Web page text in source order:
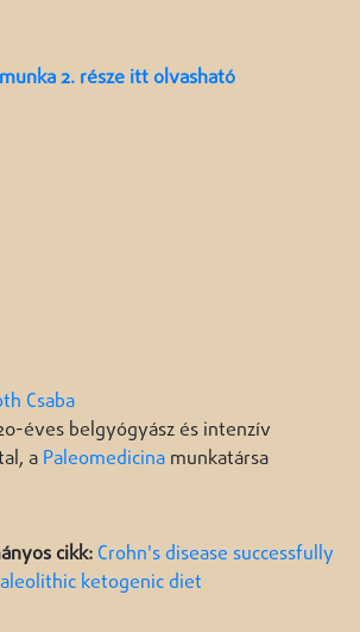
2. része itt olvasható
Csaba
éves belgyógyász és intenzív
a Paleomedicina munkatársa
cikk: Crohn's disease successfully
ketogenic diet